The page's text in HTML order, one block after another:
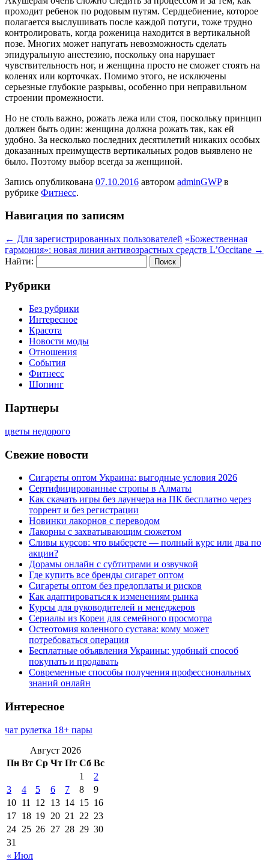
проходит ребенок по родовым путям. Сердцебиение, которое
полагается выслушивать после каждой потуги, тоже трудно
контролировать, когда роженица находится в вертикальной
позе. Многих может напугать невозможность сделать
эпидуральную анестезию, поскольку она нарушает
чувствительность ног, и женщина просто не сможет стоять на
коленях или корточках. Помимо этого, не исключены
серьезные глубокие разрывы, особенно при неправильном
строении промежности.
Но не столь важно, рожать лежа или стоя, поскольку принцип
должен быть один: женщина должна рожать так, как ей
удобно. За несколько последних десятилетий никаких особых
доказанных преимуществ вертикальных родов выявлено не
было. Поэтому выбор всегда за женщиной.
Запись опубликована 07.10.2016 автором adminGWPв
рубрике Фитнесс.
Навигация по записям
← Для зарегистрированных пользователей «Божественная
гармония»: новая линия антивозрастных средств L’Occitane →
Найти:
Рубрики
Без рубрики
Интересное
Красота
Новости моды
Отношения
События
Фитнесс
Шопинг
Партнеры
цветы недорого
Свежие новости
Сигареты оптом Украина: выгодные условия 2026
Сертифицированные стропы в Алматы
Как скачать игры без лаунчера на ПК бесплатно через
торрент и без регистрации
Новинки лакорнов с переводом
Лакорны с захватывающим сюжетом
Сливы курсов: что выберете — полный курс или два по
акции?
Дорамы онлайн с субтитрами и озвучкой
Где купить все бренды сигарет оптом
Сигареты оптом без предоплаты и рисков
Как адаптироваться к изменениям рынка
Курсы для руководителей и менеджеров
Сериалы из Кореи для семейного просмотра
Остеотомия коленного сустава: кому может
потребоваться операция
Бесплатные объявления Украины: удобный способ
покупать и продавать
Современные способы получения профессиональных
знаний онлайн
Интересное
чат рулетка 18+ пары
Август 2026
Пн Вт Ср Чт Пт Сб Вс
« Июл
1
2
3
4 5 6 7 8
9
10 11 12 13 14 15 16
17 18 19 20 21 22 23
24 25 26 27 28 29 30
31